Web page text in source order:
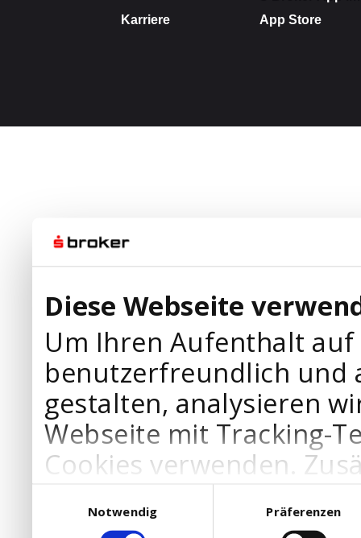
Diese Webseite
Um Ihren Aufenthalt
benutzerfreundlich und
gestalten, analysieren
Webseite mit Tracking-
Cookies verwenden.
Werbepartner
Ihre Bedürfnisse
Notwendig
Präferenzen